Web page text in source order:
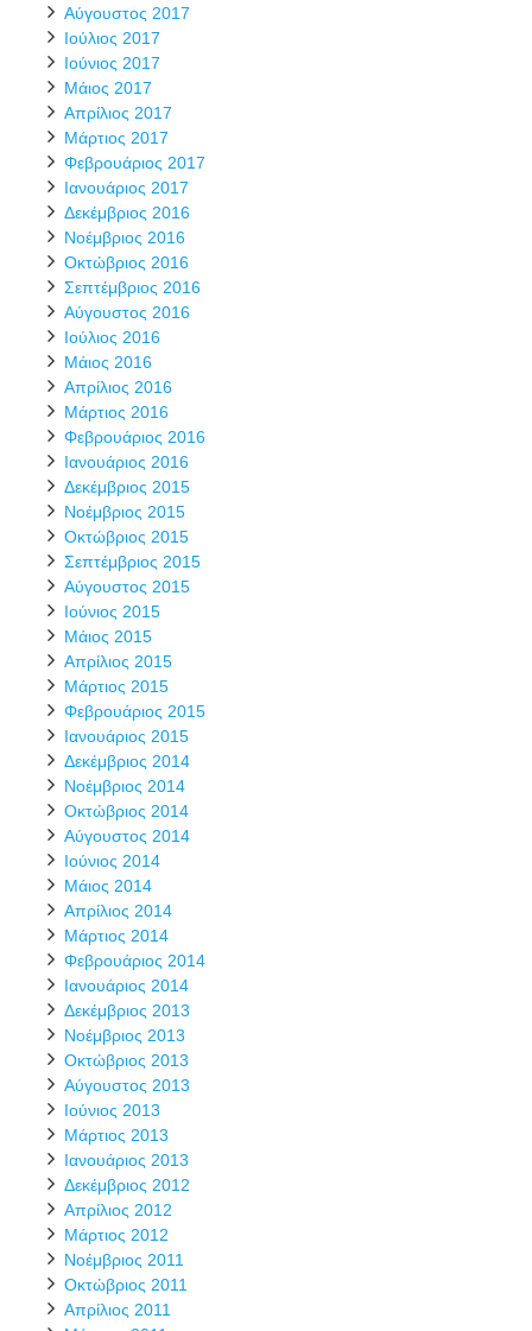
Αύγουστος 2017
Ιούλιος 2017
Ιούνιος 2017
Μάιος 2017
Απρίλιος 2017
Μάρτιος 2017
Φεβρουάριος 2017
Ιανουάριος 2017
Δεκέμβριος 2016
Νοέμβριος 2016
Οκτώβριος 2016
Σεπτέμβριος 2016
Αύγουστος 2016
Ιούλιος 2016
Μάιος 2016
Απρίλιος 2016
Μάρτιος 2016
Φεβρουάριος 2016
Ιανουάριος 2016
Δεκέμβριος 2015
Νοέμβριος 2015
Οκτώβριος 2015
Σεπτέμβριος 2015
Αύγουστος 2015
Ιούνιος 2015
Μάιος 2015
Απρίλιος 2015
Μάρτιος 2015
Φεβρουάριος 2015
Ιανουάριος 2015
Δεκέμβριος 2014
Νοέμβριος 2014
Οκτώβριος 2014
Αύγουστος 2014
Ιούνιος 2014
Μάιος 2014
Απρίλιος 2014
Μάρτιος 2014
Φεβρουάριος 2014
Ιανουάριος 2014
Δεκέμβριος 2013
Νοέμβριος 2013
Οκτώβριος 2013
Αύγουστος 2013
Ιούνιος 2013
Μάρτιος 2013
Ιανουάριος 2013
Δεκέμβριος 2012
Απρίλιος 2012
Μάρτιος 2012
Νοέμβριος 2011
Οκτώβριος 2011
Απρίλιος 2011